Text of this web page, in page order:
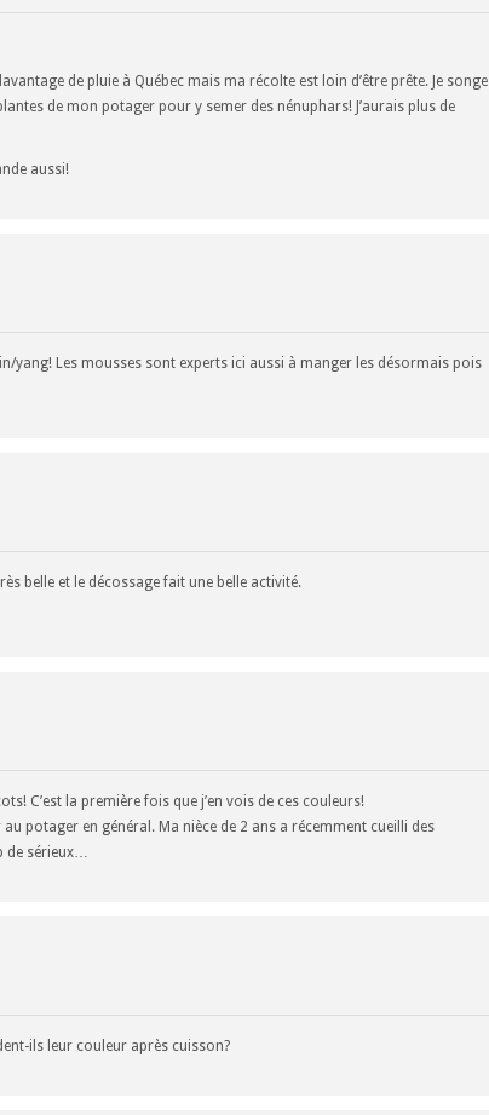
de pluie à Québec mais ma récolte est loin d’être prête. Je songe
de mon potager pour y semer des nénuphars! J’aurais plus de
aussi!
yang! Les mousses sont experts ici aussi à manger les désormais pois
belle et le décossage fait une belle activité.
C’est la première fois que j’en vois de ces couleurs!
potager en général. Ma nièce de 2 ans a récemment cueilli des
de sérieux…
ils leur couleur après cuisson?